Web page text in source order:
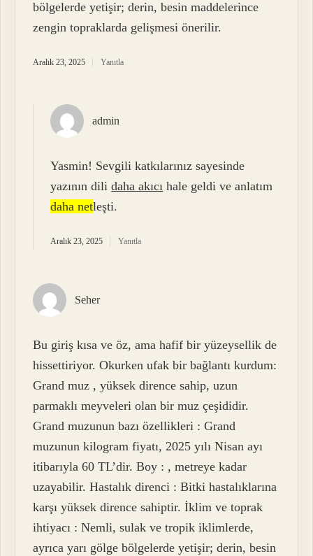
bölgelerde yetişir; derin, besin maddelerince
zengin topraklarda gelişmesi önerilir.
Aralık 23, 2025 Yanıtla
admin
Yasmin! Sevgili katkılarınız sayesinde
yazının dilidaha akıcı hale geldi ve anlatım
daha netleşti.
Aralık 23, 2025 Yanıtla
Seher
Bu giriş kısa ve öz, ama hafif bir yüzeysellik de
hissettiriyor. Okurken ufak bir bağlantı kurdum:
Grand muz , yüksek dirence sahip, uzun
parmaklı meyveleri olan bir muz çeşididir.
Grand muzunun bazı özellikleri : Grand
muzunun kilogram fiyatı, 2025 yılı Nisan ayı
itibarıyla 60 TL’dir. Boy : , metreye kadar
uzayabilir. Hastalık direnci : Bitki hastalıklarına
karşı yüksek dirence sahiptir. İklim ve toprak
ihtiyacı : Nemli, sulak ve tropik iklimlerde,
ayrıca yarı gölge bölgelerde yetişir; derin, besin